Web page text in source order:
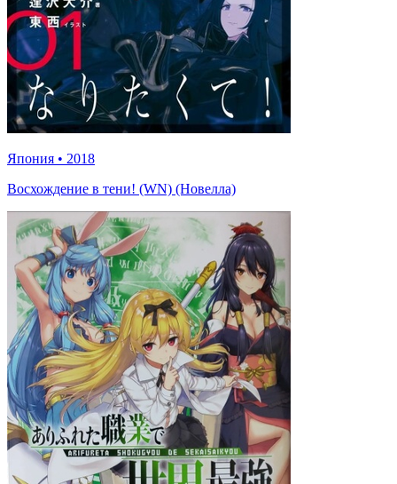
Япония • 2018
Восхождение в тени! (WN) (Новелла)